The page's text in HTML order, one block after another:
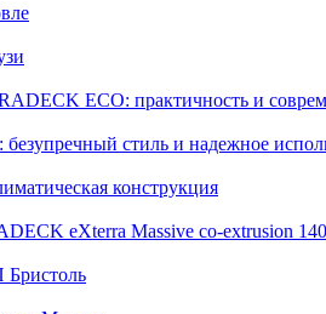
ECO: практичность и
безупречный стиль и надежное
конструкция
eXterra Massive co-extrusion
Бристоль